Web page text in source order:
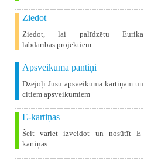
Ziedot
Ziedot, lai palīdzētu Eurika
labdarības projektiem
Apsveikuma pantiņi
Dzejoļi Jūsu apsveikuma kartiņām un
citiem apsveikumiem
E-kartiņas
Šeit variet izveidot un nosūtīt E-
kartiņas